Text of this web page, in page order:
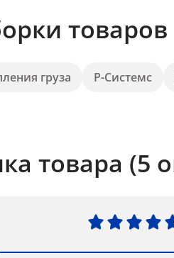
товаров
груза Р-Системс
товара (5